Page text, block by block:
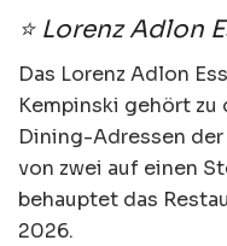
⭐ Lorenz Adlon
Das Lorenz Adlon
Kempinski gehört
Dining-Adressen
von zwei auf einen
behauptet das
2026.